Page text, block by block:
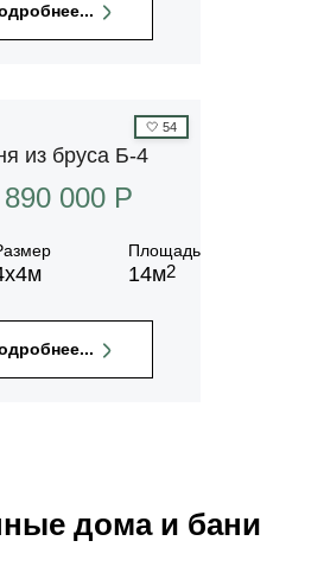
🤍 54
из бруса Б-4
890 000 P
Площадь
14м2
дома и бани